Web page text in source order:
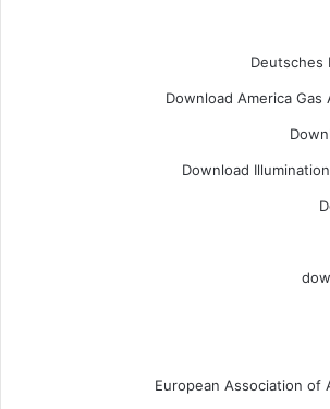
Deutsches
Download America Gas
Download
European Association of